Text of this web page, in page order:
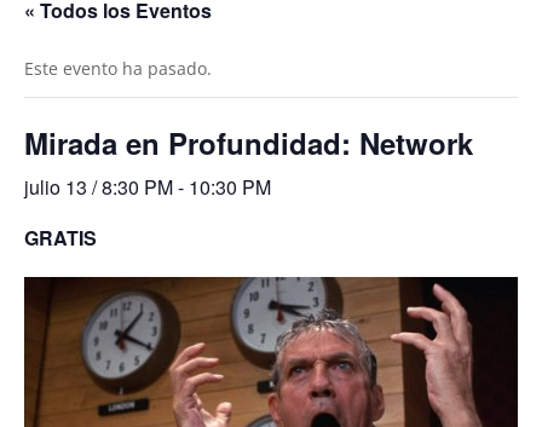
« Todos los Eventos
Este evento ha pasado.
Mirada en Profundidad: Network
julio 13 / 8:30 PM- 10:30 PM
GRATIS